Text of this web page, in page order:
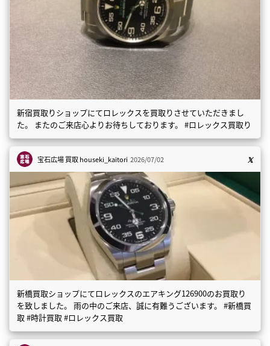
新宿買取りショップにてロレックスを買取りさせていただきまし
た。 またのご来店心よりお待ちしております。 #ロレックス買取り
宝石広場 買取houseki_kaitori 2026/07/02
新橋買取ショップにてロレックスのエアキング126900のお買取り
を致しました。 雨の中のご来店、誠に有難うございます。 #新橋買
取 #時計買取 #ロレックス買取